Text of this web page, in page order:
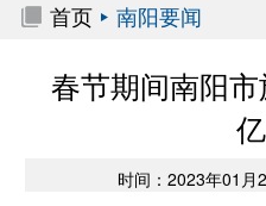
首页
南阳要闻
春节期间南阳
时间：2023年01月